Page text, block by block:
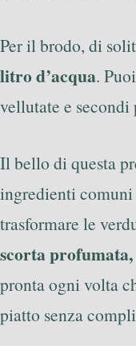
Per il brodo, di
litro d’acqua.
vellutate e
Il bello di questa
ingredienti comuni
trasformare le
scorta
pronta ogni volta
piatto senza